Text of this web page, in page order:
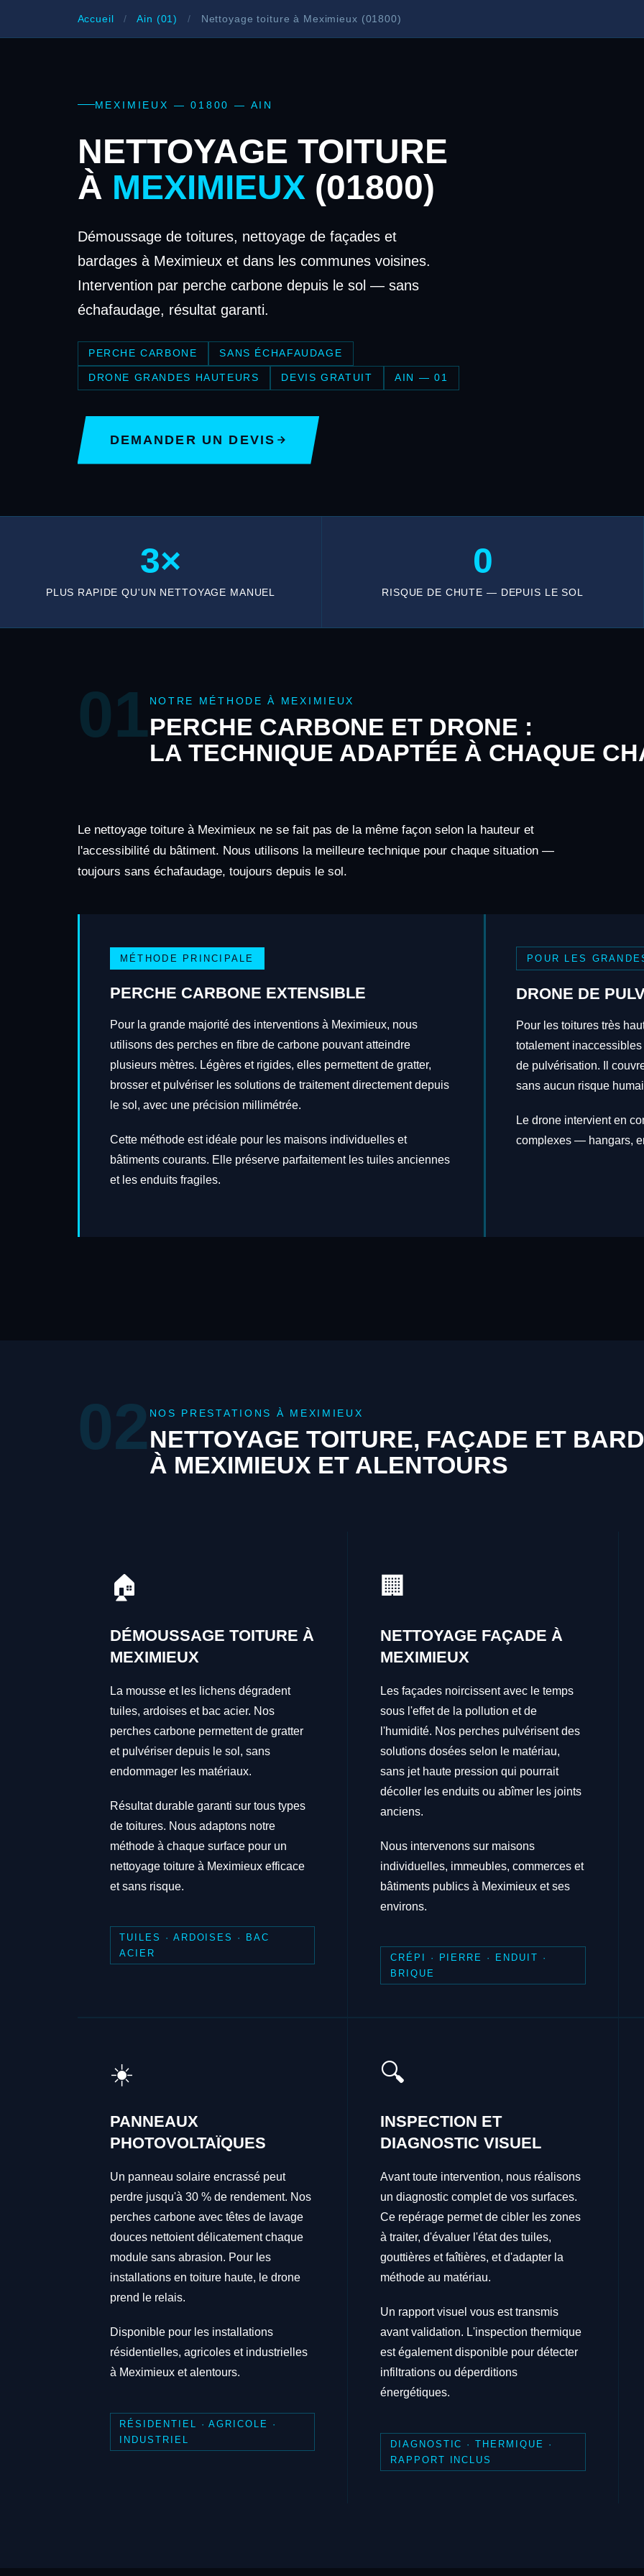
Accueil / Ain (01) / Nettoyage toiture à Meximieux (01800)
MEXIMIEUX — 01800 — AIN
NETTOYAGE TOITURE
À MEXIMIEUX (01800)
Démoussage de toitures, nettoyage de façades et
bardages à Meximieux et dans les communes voisines.
Intervention par perche carbone depuis le sol — sans
échafaudage, résultat garanti.
PERCHE CARBONE SANS ÉCHAFAUDAGE
DRONE GRANDES HAUTEURS DEVIS GRATUIT AIN — 01
DEMANDER UN DEVIS
3×
PLUS RAPIDE QU'UN NETTOYAGE MANUEL
0
RISQUE DE CHUTE — DEPUIS LE SOL
01 NOTRE MÉTHODE À MEXIMIEUX
PERCHE CARBONE ET DRONE :
LA TECHNIQUE ADAPTÉE À CHAQUE
Le nettoyage toiture à Meximieux ne se fait pas de la même façon selon la hauteur et
l'accessibilité du bâtiment. Nous utilisons la meilleure technique pour chaque situation —
toujours sans échafaudage, toujours depuis le sol.
MÉTHODE PRINCIPALE
PERCHE CARBONE EXTENSIBLE
Pour la grande majorité des interventions à Meximieux, nous
utilisons des perches en fibre de carbone pouvant atteindre
plusieurs mètres. Légères et rigides, elles permettent de gratter,
brosser et pulvériser les solutions de traitement directement depuis
le sol, avec une précision millimétrée.
Cette méthode est idéale pour les maisons individuelles et
bâtiments courants. Elle préserve parfaitement les tuiles anciennes
et les enduits fragiles.
POUR LES
DRONE DE
Pour les toitures très
totalement
de pulvérisation. Il
sans aucun risque
Le drone intervient en
complexes — hangars,
02 NOS PRESTATIONS À MEXIMIEUX
NETTOYAGE TOITURE, FAÇADE ET
À MEXIMIEUX ET ALENTOURS
🏠
DÉMOUSSAGE TOITURE À
MEXIMIEUX
La mousse et les lichens dégradent
tuiles, ardoises et bac acier. Nos
perches carbone permettent de gratter
et pulvériser depuis le sol, sans
endommager les matériaux.
Résultat durable garanti sur tous types
de toitures. Nous adaptons notre
méthode à chaque surface pour un
nettoyage toiture à Meximieux efficace
et sans risque.
TUILES · ARDOISES · BAC
ACIER
🏢
NETTOYAGE FAÇADE À
MEXIMIEUX
Les façades noircissent avec le temps
sous l'effet de la pollution et de
l'humidité. Nos perches pulvérisent des
solutions dosées selon le matériau,
sans jet haute pression qui pourrait
décoller les enduits ou abîmer les joints
anciens.
Nous intervenons sur maisons
individuelles, immeubles, commerces et
bâtiments publics à Meximieux et ses
environs.
CRÉPI · PIERRE · ENDUIT ·
BRIQUE
☀️
PANNEAUX
PHOTOVOLTAÏQUES
Un panneau solaire encrassé peut
perdre jusqu'à 30 % de rendement. Nos
perches carbone avec têtes de lavage
douces nettoient délicatement chaque
module sans abrasion. Pour les
installations en toiture haute, le drone
prend le relais.
Disponible pour les installations
résidentielles, agricoles et industrielles
à Meximieux et alentours.
RÉSIDENTIEL · AGRICOLE ·
INDUSTRIEL
🔍
INSPECTION ET
DIAGNOSTIC VISUEL
Avant toute intervention, nous réalisons
un diagnostic complet de vos surfaces.
Ce repérage permet de cibler les zones
à traiter, d'évaluer l'état des tuiles,
gouttières et faîtières, et d'adapter la
méthode au matériau.
Un rapport visuel vous est transmis
avant validation. L'inspection thermique
est également disponible pour détecter
infiltrations ou déperditions
énergétiques.
DIAGNOSTIC · THERMIQUE ·
RAPPORT INCLUS